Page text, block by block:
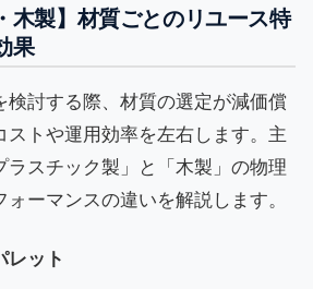
木製】材質ごとのリユース特
果
検討する際、材質の選定が減価償
ストや運用効率を左右します。主
ラスチック製」と「木製」の物理
ーマンスの違いを解説します。
レット